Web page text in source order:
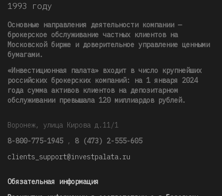
1993 году
Основные направления деятельности компании —
брокерское обслуживание частных клиентов на
Московской бирже и доверительное управление ценными
бумагами.
«Инвестиционная палата» входит в число крупнейших
российских брокерских компаний: на 1 января 2024
года сумма активов клиентов на депозитарном
обслуживании превышала 120 миллиардов рублей.
Воронеж, улица Кирова д.11/1
8-800-775-1945 , 8 (473) 2-555-605
clients_support@investpalata.ru
Обязательная информация